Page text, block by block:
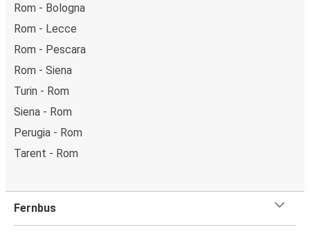
Rom - Bologna
Rom - Lecce
Rom - Pescara
Rom - Siena
Turin - Rom
Siena - Rom
Perugia - Rom
Tarent - Rom
Fernbus